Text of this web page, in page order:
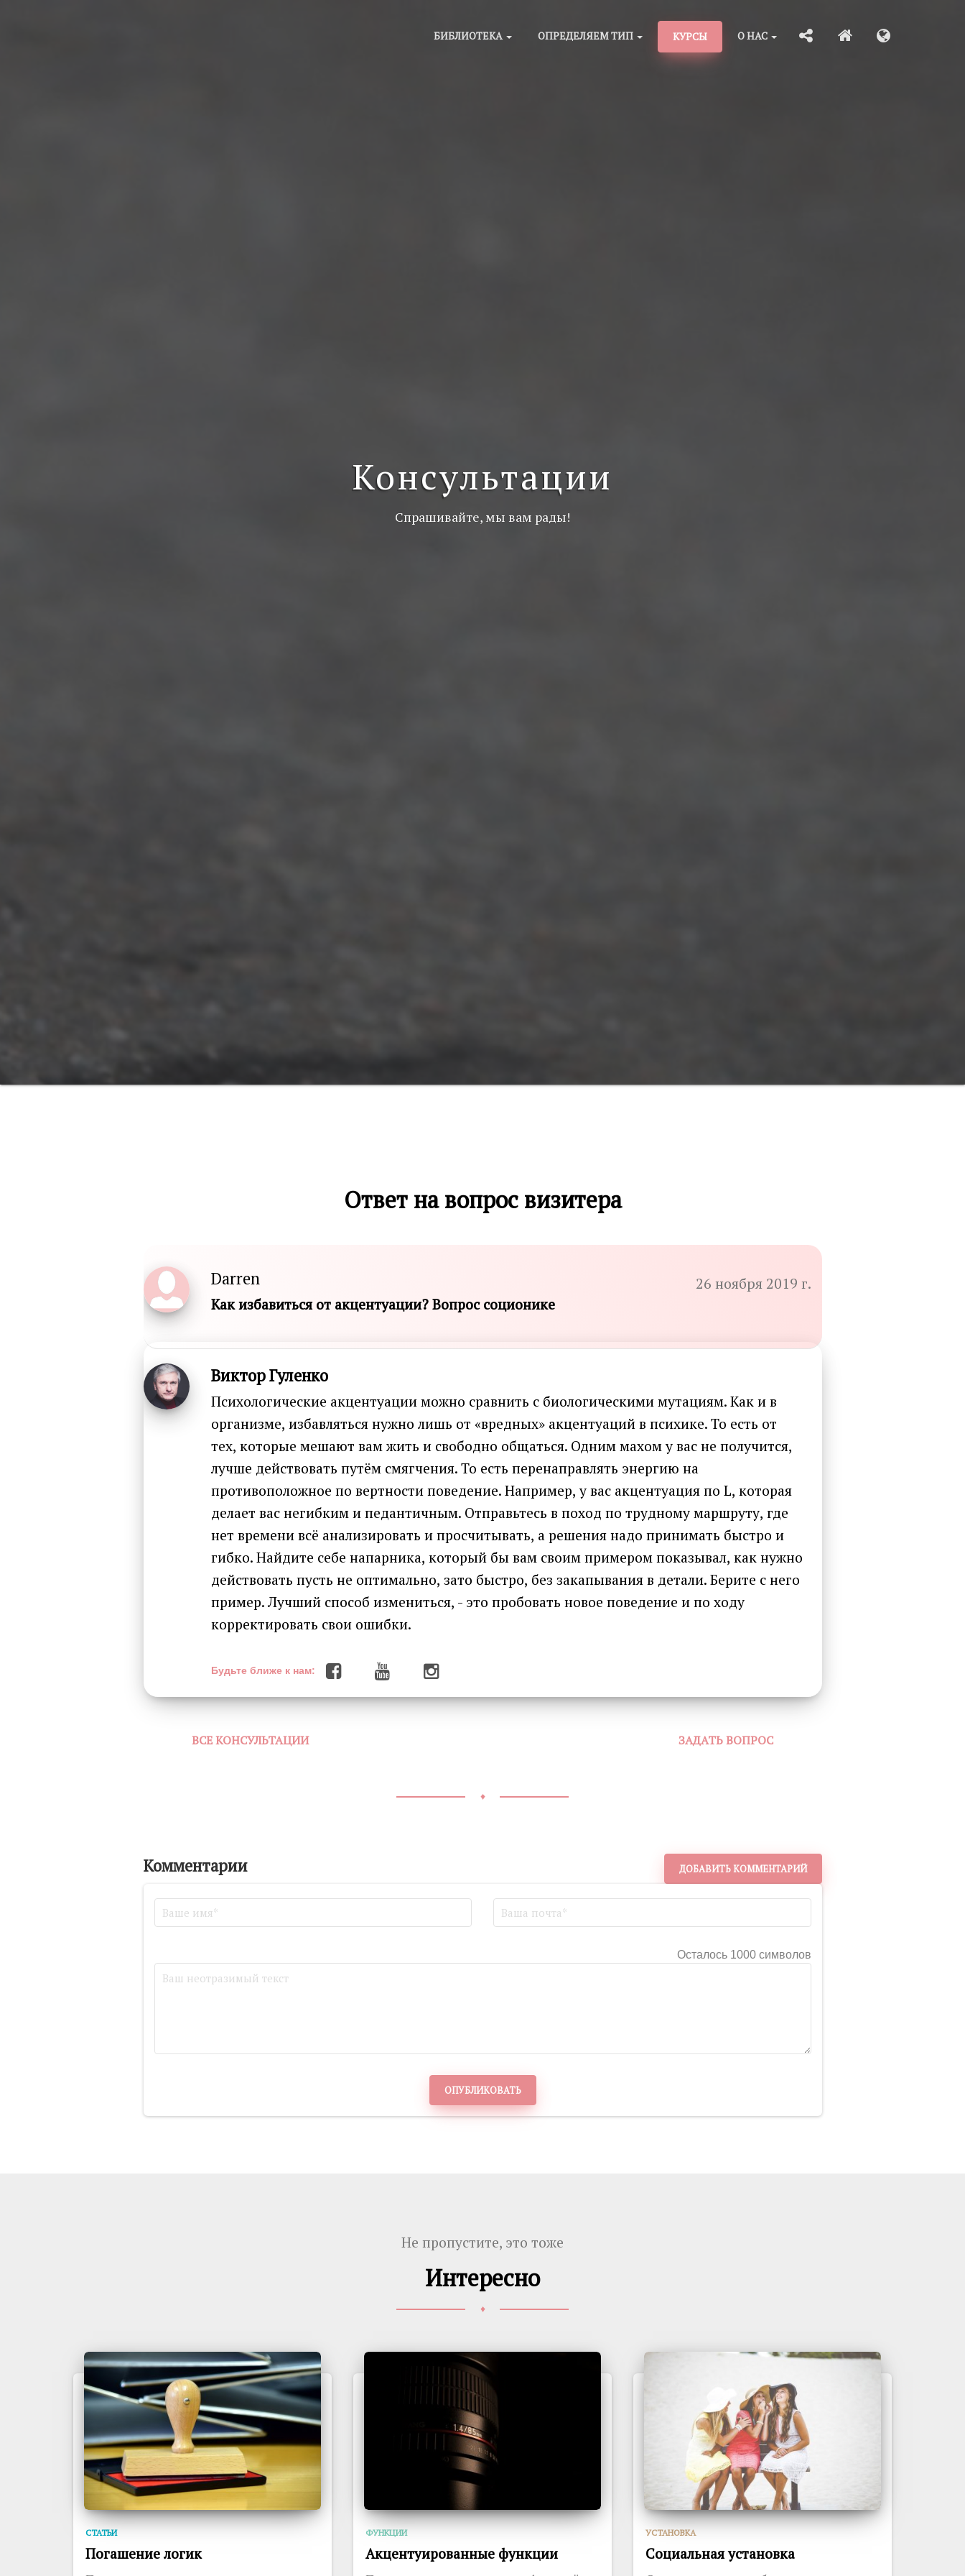
БИБЛИОТЕКА ОПРЕДЕЛЯЕМ ТИП КУРСЫ О НАС
Консультации
Спрашивайте, мы вам рады!
Ответ на вопрос визитера
Darren 26 ноября 2019 г.
Как избавиться от акцентуации? Вопрос соционике
Виктор Гуленко
Психологические акцентуации можно сравнить с биологическими мутациям. Как и в
организме, избавляться нужно лишь от «вредных» акцентуаций в психике. То есть от
тех, которые мешают вам жить и свободно общаться. Одним махом у вас не получится,
лучше действовать путём смягчения. То есть перенаправлять энергию на
противоположное по вертности поведение. Например, у вас акцентуация по L, которая
делает вас негибким и педантичным. Отправьтесь в поход по трудному маршруту, где
нет времени всё анализировать и просчитывать, а решения надо принимать быстро и
гибко. Найдите себе напарника, который бы вам своим примером показывал, как нужно
действовать пусть не оптимально, зато быстро, без закапывания в детали. Берите с него
пример. Лучший способ измениться, - это пробовать новое поведение и по ходу
корректировать свои ошибки.
Будьте ближе к нам:
ВСЕ КОНСУЛЬТАЦИИ ЗАДАТЬ ВОПРОС
♦
Комментарии ДОБАВИТЬ КОММЕНТАРИЙ
Осталось 1000 символов
ОПУБЛИКОВАТЬ
Не пропустите, это тоже
Интересно
♦
СТАТЬИ
Погашение логик
ФУНКЦИИ
Акцентуированные функции
УСТАНОВКА
Социальная установка